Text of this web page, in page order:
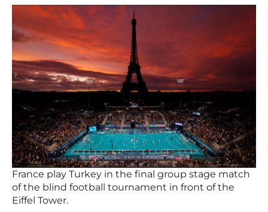
France play Turkey in the final group stage match
of the blind football tournament in front of the
Eiffel Tower.